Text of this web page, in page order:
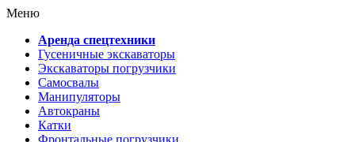
Меню
Аренда спецтехники
Гусеничные экскаваторы
Экскаваторы погрузчики
Самосвалы
Манипуляторы
Автокраны
Катки
Фронтальные погрузчики